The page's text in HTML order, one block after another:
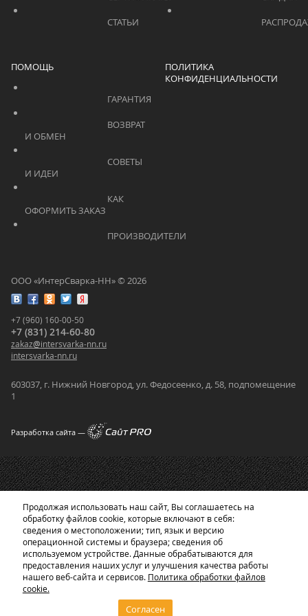
ООО «ИнтерСварка-НН» © 2026
+7 (960) 160-00-50
+7 (831) 214-60-80
zakaz@intersvarka-nn.ru
intersvarka-nn.ru
603037, г. Нижний Новгород, ул. Федосеенко, д. 58, подпомещение
1
Разработка сайта —
ПОМОЩЬ
ПОЛИТИКА
КОНФИДЕНЦИАЛЬНОСТИ
Продолжая использовать наш сайт, Вы соглашаетесь на
обработку файлов cookie, которые включают в себя:
сведения о местоположении; тип, язык и версию
операционной системы и браузера; сведения об
используемом устройстве. Данные обрабатываются для
предоставления наших услуг и улучшения качества работы
нашего веб-сайта и сервисов. Политика обработки файлов
cookie.
Согласен